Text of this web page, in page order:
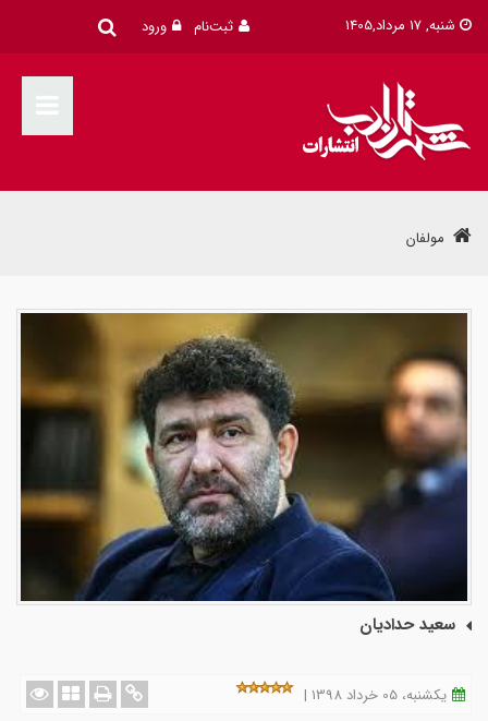
شنبه, 17 مرداد,1405 ثبت‌نام ورود
مولفان
سعید حدادیان
یکشنبه، 05 خرداد 1398 |